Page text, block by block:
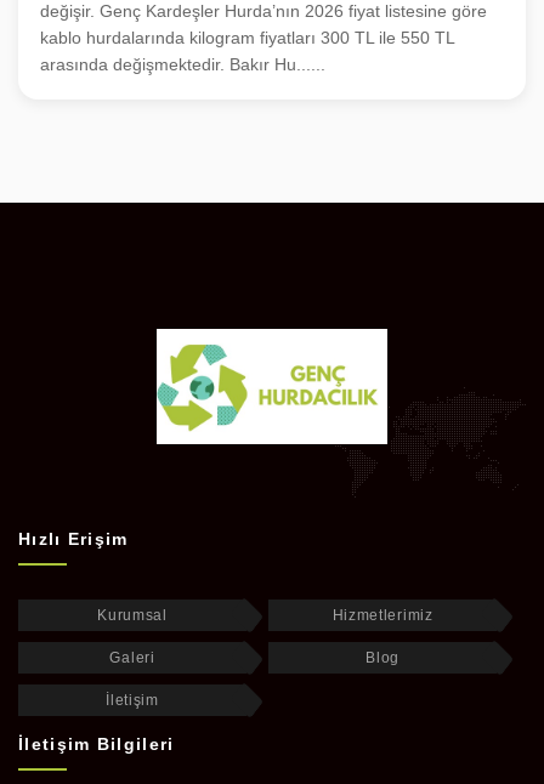
değişir. Genç Kardeşler Hurda’nın 2026 fiyat listesine göre
kablo hurdalarında kilogram fiyatları 300 TL ile 550 TL
arasında değişmektedir. Bakır Hu......
Hızlı Erişim
Kurumsal Hizmetlerimiz
Galeri Blog
İletişim
İletişim Bilgileri